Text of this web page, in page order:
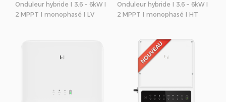
Onduleur hybride I 3.6 - 6kW I
2 MPPT I monophasé I LV
Onduleur hybride I 3.6 – 6kW I
2 MPPT I monophasé I HT